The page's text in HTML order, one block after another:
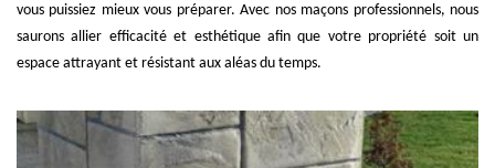
vous puissiez mieux vous préparer. Avec nos maçons professionnels, nous
saurons allier efficacité et esthétique afin que votre propriété soit un
espace attrayant et résistant aux aléas du temps.